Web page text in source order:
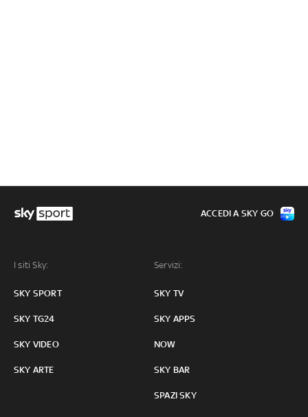
I siti Sky:
SKY SPORT
SKY TG24
SKY VIDEO
SKY ARTE
Servizi:
SKY TV
SKY APPS
NOW
SKY BAR
SPAZI SKY
ACCEDI A SKY GO